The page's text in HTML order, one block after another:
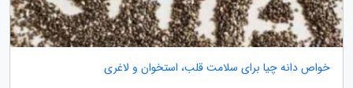
خواص دانه چیا برای سلامت قلب، استخوان و لاغری